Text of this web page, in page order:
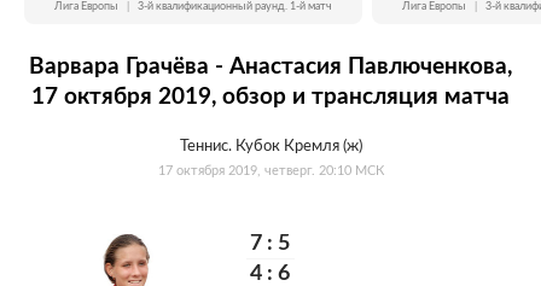
Лига Европы 3-й квалификационный раунд. 1-й матч Лига Европы 3-й
Варвара Грачёва - Анастасия Павлюченкова,
17 октября 2019, обзор и трансляция матча
Теннис. Кубок Кремля (ж)
17 октября 2019, четверг. 20:10 МСК
7: 5
4: 6